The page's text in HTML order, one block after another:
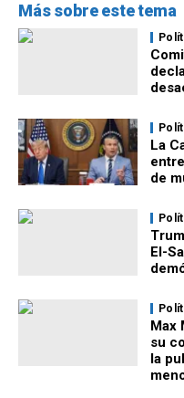
Más sobre este tema
La
de
El-
Max
su
la